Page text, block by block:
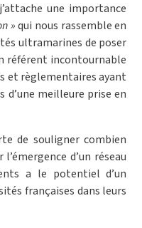
une importance
»qui nous rassemble en
ultramarines de poser
référent incontournable
et règlementaires ayant
meilleure prise en
de souligner combien
d’un réseau
a le potentiel d’un
françaises dans leurs